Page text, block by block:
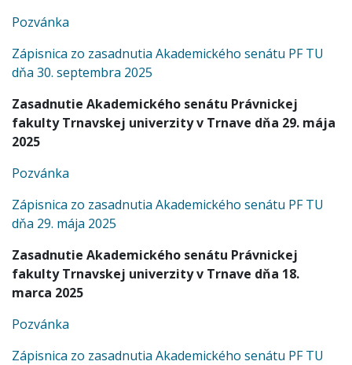
Pozvánka
Zápisnica zo zasadnutia Akademického senátu PF TU
dňa 30. septembra 2025
Zasadnutie Akademického senátu Právnickej
fakulty Trnavskej univerzity v Trnave dňa 29. mája
2025
Pozvánka
Zápisnica zo zasadnutia Akademického senátu PF TU
dňa 29. mája 2025
Zasadnutie Akademického senátu Právnickej
fakulty Trnavskej univerzity v Trnave dňa 18.
marca 2025
Pozvánka
Zápisnica zo zasadnutia Akademického senátu PF TU